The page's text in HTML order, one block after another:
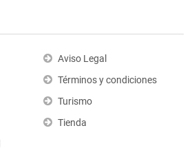
Aviso Legal
Términos y condiciones
Turismo
Tienda